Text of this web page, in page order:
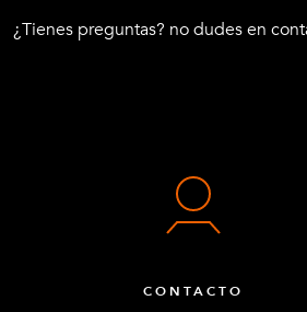
¿Tienes preguntas? no dudes en
CONTACTO